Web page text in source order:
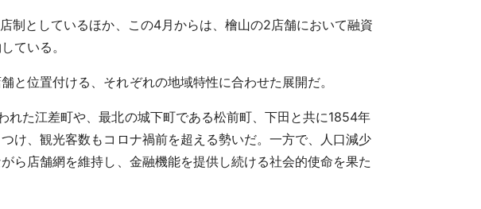
制としているほか、この4月からは、檜山の2店舗において融資
ている。
位置付ける、それぞれの地域特性に合わせた展開だ。
た江差町や、最北の城下町である松前町、下田と共に1854年
け、観光客数もコロナ禍前を超える勢いだ。一方で、人口減少
ら店舗網を維持し、金融機能を提供し続ける社会的使命を果た